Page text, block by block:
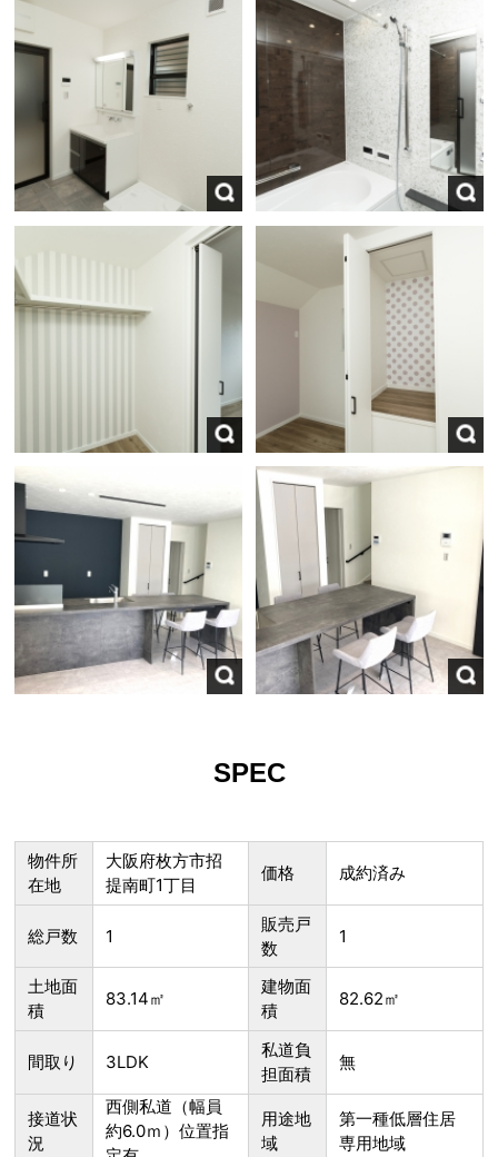
SPEC
物件所
在地
大阪府枚方市招
提南町1丁目
価格 成約済み
総戸数 1
販売戸
数
1
土地面
積
83.14㎡
建物面
積
82.62㎡
間取り 3LDK
私道負
担面積
無
接道状
況
西側私道（幅員
約6.0ｍ）位置指
用途地
域
第一種低層住居
専用地域